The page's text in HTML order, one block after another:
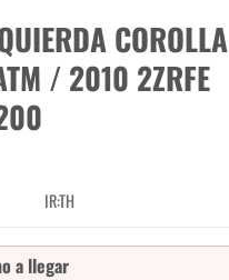
COROLLA
/ 2010 2ZRFE
IR:TH
a llegar